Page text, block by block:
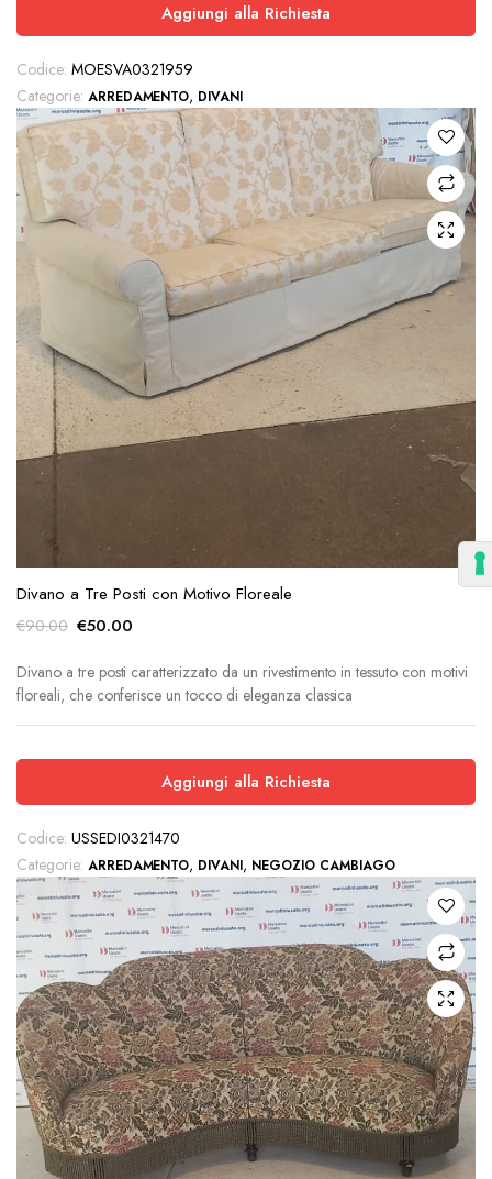
Aggiungi alla Richiesta
Codice: MOESVA0321959
Categorie: ARREDAMENTO, DIVANI
Divano a Tre Posti con Motivo Floreale
€90.00 Il
originale
era:
€90.00.
€50.00Il
attuale
è:
€50.00.
Divano a tre posti caratterizzato da un rivestimento in tessuto con motivi
floreali, che conferisce un tocco di eleganza classica
Aggiungi alla Richiesta
Codice: USSEDI0321470
Categorie: ARREDAMENTO, DIVANI, NEGOZIO CAMBIAGO